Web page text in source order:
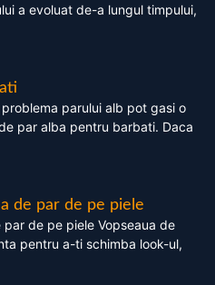
a evoluat de-a lungul timpului,
parului alb pot gasi o
par alba pentru barbati. Daca
de par de pe piele
de pe piele Vopseaua de
pentru a-ti schimba look-ul,